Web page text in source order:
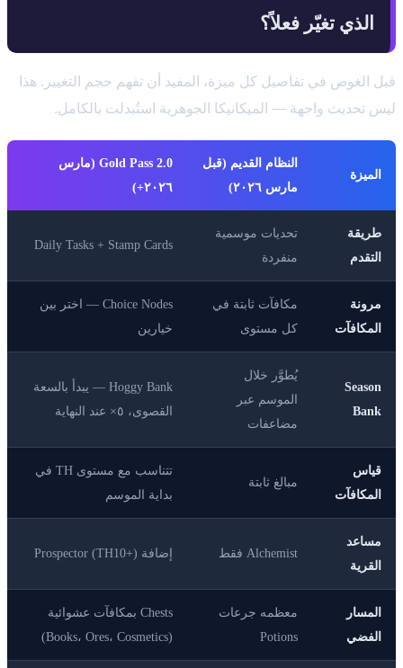
الذي تغيّر فعلاً؟
قبل الغوص في تفاصيل كل ميزة، المفيد أن تفهم حجم التغيير. هذا
ليس تحديث واجهة — الميكانيكا الجوهرية استُبدلت بالكامل.
الميزة
النظام القديم (قبل
مارس ٢٠٢٦)
Gold Pass 2.0 (مارس
٢٠٢٦+)
طريقة
التقدم
تحديات موسمية
منفردة
Daily Tasks + Stamp Cards
مرونة
المكافآت
مكافآت ثابتة في
كل مستوى
Choice Nodes — اختر بين
خيارين
Season
Bank
يُطوَّر خلال
الموسم عبر
مضاعفات
Hoggy Bank — يبدأ بالسعة
القصوى، ٥× عند النهاية
قياس
المكافآت
مبالغ ثابتة
تتناسب مع مستوى TH في
بداية الموسم
مساعد
القرية
Alchemist فقط إضافة Prospector (TH10+)
المسار
الفضي
معظمه جرعات
Potions
Chests بمكافآت عشوائية
(Books، Ores، Cosmetics)